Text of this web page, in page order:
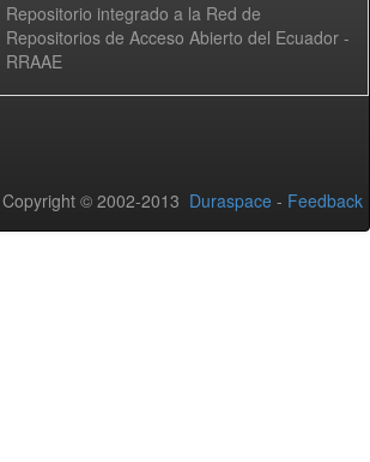
Repositorio integrado a la Red de
Repositorios de Acceso Abierto del Ecuador -
RRAAE
Copyright © 2002-2013 Duraspace - Feedback